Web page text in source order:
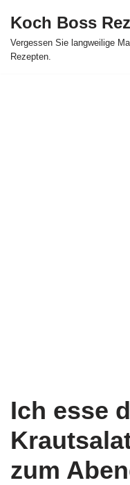
Skip
to
Koch Boss
Vergessen Sie langweilige
Rezepten.
Ich esse
zum